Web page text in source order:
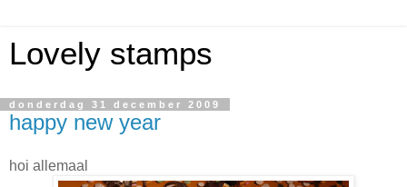
Lovely stamps
donderdag 31 december 2009
happy new year
hoi allemaal